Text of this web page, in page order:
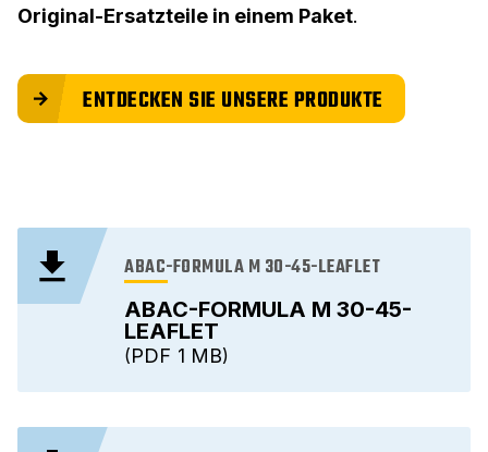
Original-Ersatzteile in einem Paket.
ENTDECKEN SIE UNSERE PRODUKTE
ABAC-FORMULA M 30-45-
LEAFLET
ABAC-FORMULA M 30-45-LEAFLET
1 MB
PDF